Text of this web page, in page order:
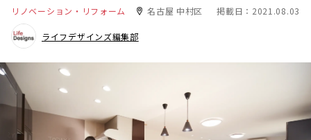
リノベーション・リフォーム 名古屋 中村区 掲載日：2021.08.03
ライフデザインズ編集部